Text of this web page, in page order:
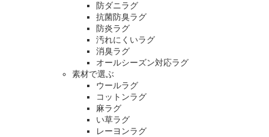
防ダニラグ
抗菌防臭ラグ
防炎ラグ
汚れにくいラグ
消臭ラグ
オールシーズン対応ラグ
素材で選ぶ
ウールラグ
コットンラグ
麻ラグ
い草ラグ
レーヨンラグ